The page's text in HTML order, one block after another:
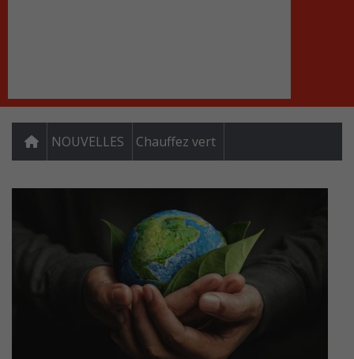
NOUVELLES Chauffez vert